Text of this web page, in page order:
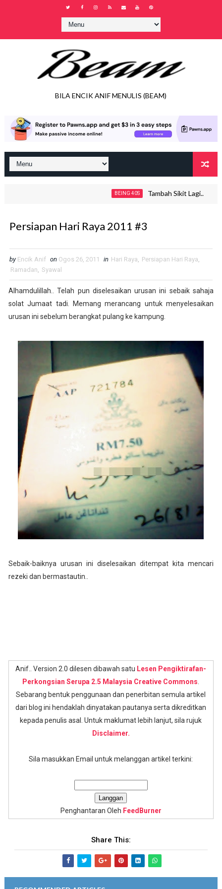
BILA ENCIK ANIF MENULIS (BEAM)
BEING 40S Tambah Sikit Lagi..
Persiapan Hari Raya 2011 #3
by Encik Anif on Ogos 26, 2011 in Hari Raya, Persiapan Hari Raya,
Ramadan, Syawal
Alhamdulillah.. Telah pun diselesaikan urusan ini sebaik sahaja
solat Jumaat tadi. Memang merancang untuk menyelesaikan
urusan ini sebelum berangkat pulang ke kampung.
Sebaik-baiknya urusan ini diselesaikan ditempat kita mencari
rezeki dan bermastautin..
Anif.. Version 2.0 dilesen dibawah satu Lesen Pengiktirafan-
Perkongsian Serupa 2.5 Malaysia Creative Commons
Sebarang bentuk penggunaan dan penerbitan semula artikel
dari blog ini hendaklah dinyatakan pautanya serta dikreditkan
kepada penulis asal. Untuk maklumat lebih lanjut, sila rujuk
Disclaimer.
Sila masukkan Email untuk melanggan artikel terkini:
Penghantaran Oleh FeedBurner
Share This: